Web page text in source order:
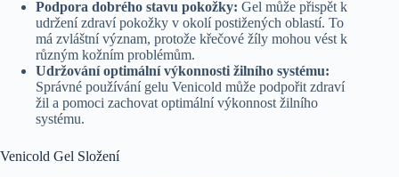
Podpora dobrého stavu pokožky: Gel může přispět k
udržení zdraví pokožky v okolí postižených oblastí. To
má zvláštní význam, protože křečové žíly mohou vést k
různým kožním problémům.
Udržování optimální výkonnosti žilního systému:
Správné používání gelu Venicold může podpořit zdraví
žil a pomoci zachovat optimální výkonnost žilního
systému.
Venicold Gel Složení